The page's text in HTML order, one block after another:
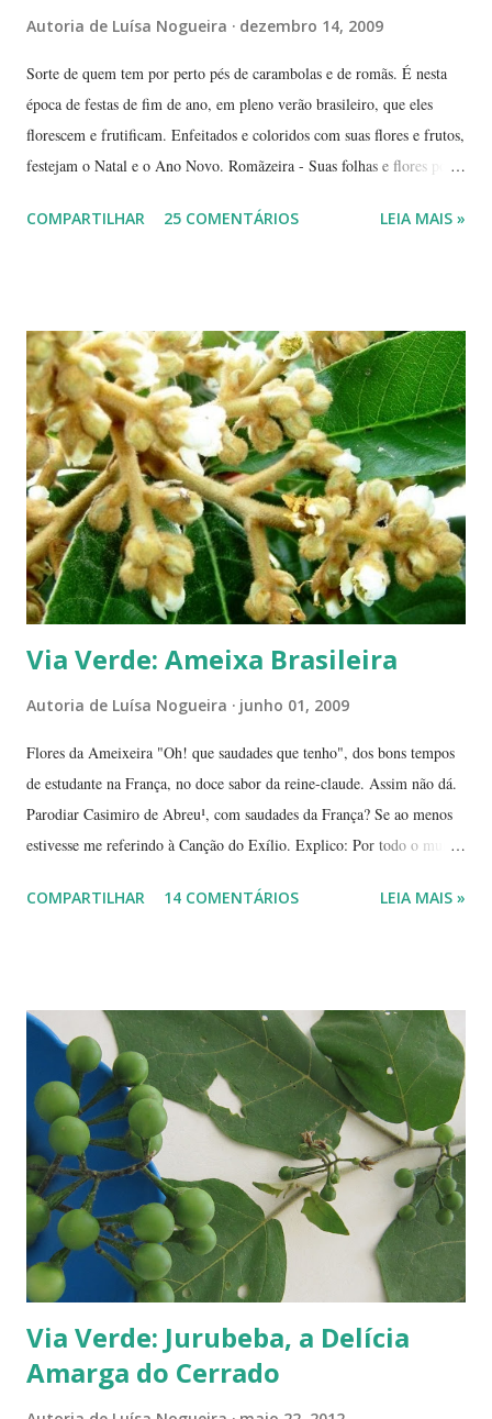
Autoria de Luísa Nogueira dezembro 14, 2009
Sorte de quem tem por perto pés de carambolas e de romãs. É nesta
época de festas de fim de ano, em pleno verão brasileiro, que eles
florescem e frutificam. Enfeitados e coloridos com suas flores e frutos,
festejam o Natal e o Ano Novo. Romãzeira - Suas folhas e flores por
por tons mesclados de rosa, amarelo e laranja. No meio das flores
jóias preciosas, estão presentes na ceia de réveillon. Sim, eles nos
remetem a alegres brincadeiras - por muitos levadas a sério: São
guardados em carteiras, deixados sob os pratos e por aí vai ... E,
dizem, é um sinal de boa sorte para o ano que começa. Caramboleira -
Quer um Natal bem brasileiro? Use a imaginação, enfeitando su...
COMPARTILHAR 25 COMENTÁRIOS LEIA MAIS »
Via Verde: Ameixa Brasileira
Autoria de Luísa Nogueira junho 01, 2009
Flores da Ameixeira "Oh! que saudades que tenho", dos bons tempos
de estudante na França, no doce sabor da reine-claude. Assim não dá.
Parodiar Casimiro de Abreu¹, com saudades da França? Se ao menos
estivesse me referindo à Canção do Exílio. Explico: Por todo o mundo
precisos, mas é por aí. Na Europa existe uma grande quantidade delas,
coquinho, morango, amora - estou citando as que amo, claro. Em
Paris pode-se encontrar a reine-claude em quase todos os lugares, dos
supermercados às feiras livres. Foi em uma dessas feiras que a
conheci. Compramos muitas. Quando a experimentei... Ah! Como é
de-li-ci-o-sa! Comecei a degustá-las e só parei porque me contaram
uma 'historinha': a de um brasileiro que, a...
COMPARTILHAR 14 COMENTÁRIOS LEIA MAIS »
Via Verde: Jurubeba, a Delícia
Amarga do Cerrado